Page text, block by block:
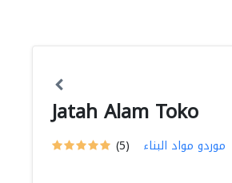
Jatah Alam Toko
(5) موردو مواد البناء